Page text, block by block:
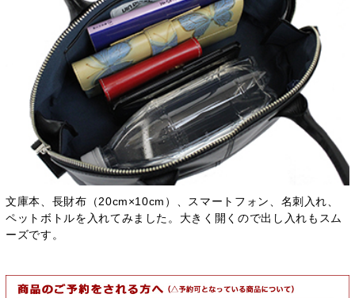
文庫本、長財布（20cm×10cm）、スマートフォン、名刺入れ、
ペットボトルを入れてみました。大きく開くので出し入れもスム
ーズです。